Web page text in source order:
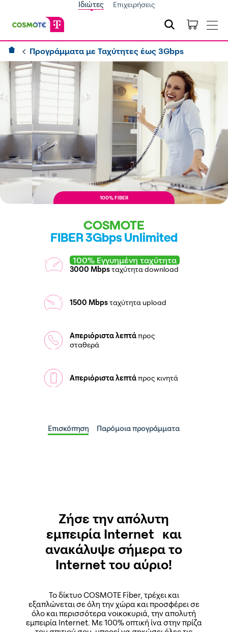
Ιδιώτες Επιχειρήσεις
Προγράμματα με Ταχύτητες έως 3Gbps
100% FIBER
COSMOTE
FIBER 3Gbps Unlimited
100% Εγγυημένη ταχύτητα
3000 Mbpsταχύτητα download
1500 Mbpsταχύτητα upload
Απεριόριστα λεπτάπρος
σταθερά
Απεριόριστα λεπτάπρος κινητά
Επισκόπηση Παρόμοια προγράμματα